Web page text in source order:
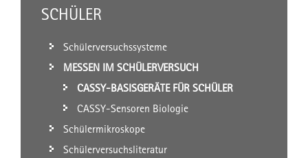
SCHÜLER
Schülerversuchssysteme
MESSEN IM SCHÜLERVERSUCH
CASSY-BASISGERÄTE FÜR SCHÜLER
CASSY-Sensoren Biologie
Schülermikroskope
Schülerversuchsliteratur